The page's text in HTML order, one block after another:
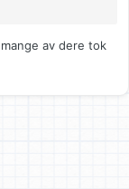
av dere tok